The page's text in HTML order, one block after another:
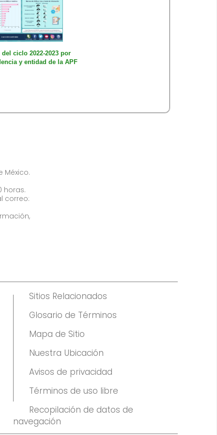
del ciclo 2022-2023 por
y entidad de la APF
México.
horas.
correo:
Sitios Relacionados
Glosario de Términos
Mapa de Sitio
Nuestra Ubicación
Avisos de privacidad
Términos de uso libre
Recopilación de datos de
navegación